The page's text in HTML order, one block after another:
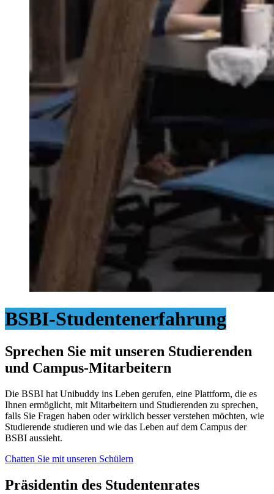
BSBI-Studentenerfahrung
Sprechen Sie mit unseren Studierenden
und Campus-Mitarbeitern
Die BSBI hat Unibuddy ins Leben gerufen, eine Plattform, die es
Ihnen ermöglicht, mit Mitarbeitern und Studierenden zu sprechen,
falls Sie Fragen haben oder wirklich besser verstehen möchten, wie
Studierende studieren und wie das Leben auf dem Campus der
BSBI aussieht.
Chatten Sie mit unseren Schülern
Präsidentin des Studentenrates